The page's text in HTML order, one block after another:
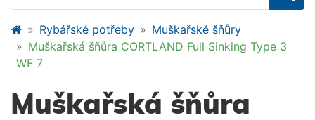
Rybářské potřeby
Muškařské šňůry
Muškařská šňůra CORTLAND Full Sinking Type 3
WF 7
Muškařská šňůra